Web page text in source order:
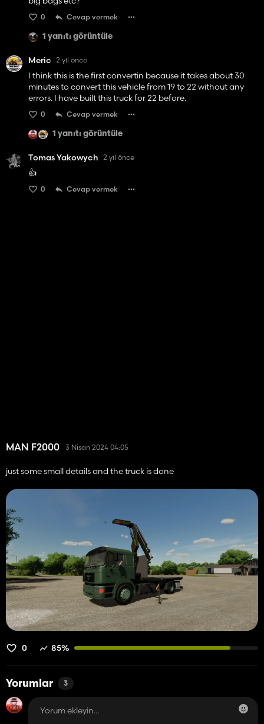
0 Cevap vermek
1 yanıtı görüntüle
Meric 2 yıl önce
I think this is the first convertin because it takes about 30
minutes to convert this vehicle from 19 to 22 without any
errors. I have built this truck for 22 before.
0 Cevap vermek
1 yanıtı görüntüle
Tomas Yakowych 2 yıl önce
👍️
0 Cevap vermek
MAN F2000 3 Nisan 2024 04:05
just some small details and the truck is done
0 85%
Yorumlar 3